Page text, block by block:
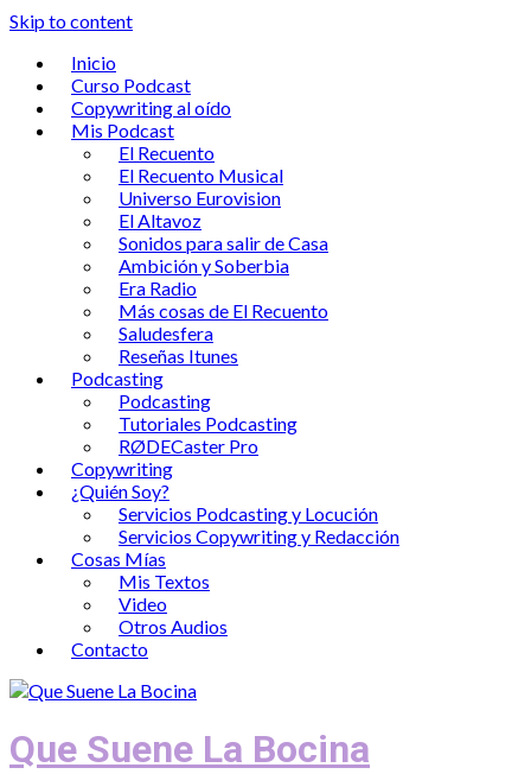
Skip to content
Inicio
Curso Podcast
Copywriting al oído
Mis Podcast
El Recuento
El Recuento Musical
Universo Eurovision
El Altavoz
Sonidos para salir de Casa
Ambición y Soberbia
Era Radio
Más cosas de El Recuento
Saludesfera
Reseñas Itunes
Podcasting
Podcasting
Tutoriales Podcasting
RØDECaster Pro
Copywriting
¿Quién Soy?
Servicios Podcasting y Locución
Servicios Copywriting y Redacción
Cosas Mías
Mis Textos
Video
Otros Audios
Contacto
Que Suene La Bocina